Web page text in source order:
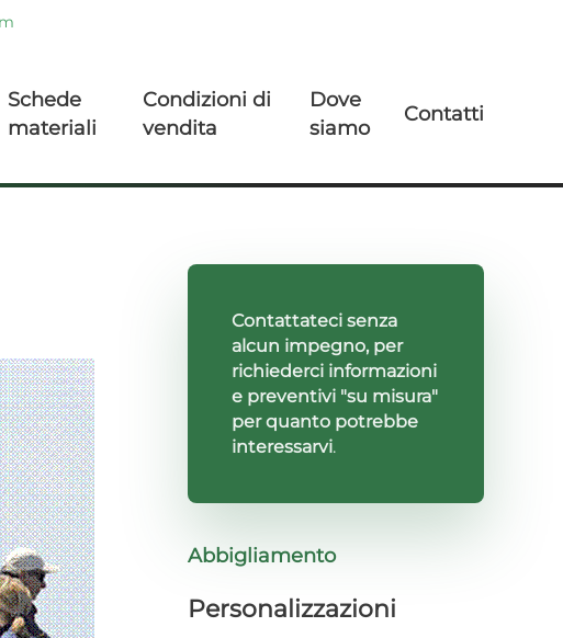
Schede
materiali
Condizioni di
vendita
Dove
siamo
Contatti
Contattateci senza
alcun impegno, per
richiederci informazioni
e preventivi "su misura"
per quanto potrebbe
interessarvi.
Abbigliamento
Personalizzazioni